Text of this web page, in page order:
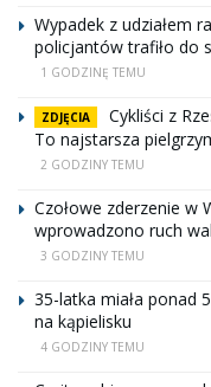
Wypadek z udziałem
policjantów trafiło do
1 GODZINĘ TEMU
ZDJĘCIA
Cykliści z
To najstarsza
2 GODZINY TEMU
Czołowe zderzenie w
wprowadzono ruch
3 GODZINY TEMU
35-latka miała ponad
na kąpielisku
4 GODZINY TEMU